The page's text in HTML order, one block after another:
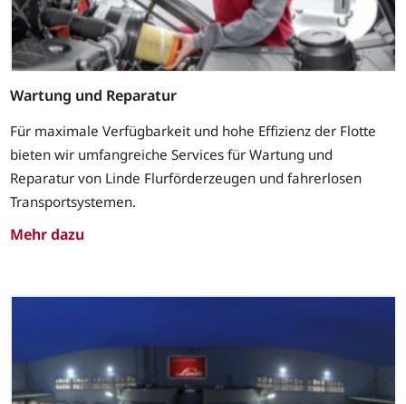
Wartung und Reparatur
Für maximale Verfügbarkeit und hohe Effizienz der Flotte
bieten wir umfangreiche Services für Wartung und
Reparatur von Linde Flurförderzeugen und fahrerlosen
Transportsystemen.
Mehr dazu